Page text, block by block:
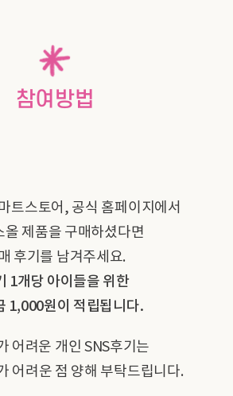
참여방법
트스토어, 공식 홈페이지에서
올 제품을 구매하셨다면
후기를 남겨주세요.
1개당 아이들을 위한
1,000원이 적립됩니다.
어려운 개인 SNS후기는
어려운 점 양해 부탁드립니다.